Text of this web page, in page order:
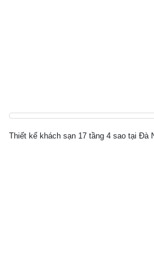
Thiết kế khách sạn 17 tầng 4 sao tại Đà